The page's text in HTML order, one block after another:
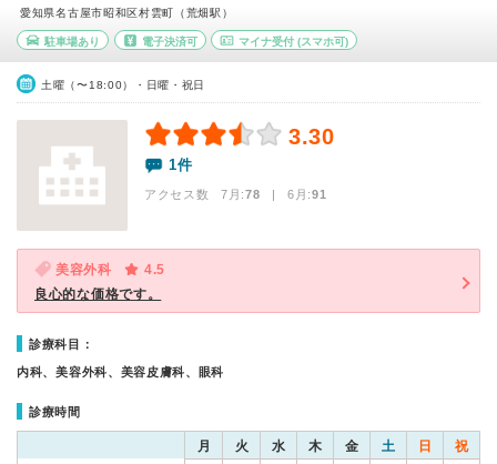
愛知県名古屋市昭和区村雲町（荒畑駅）
駐車場あり 電子決済可 マイナ受付 (スマホ可)
土曜（〜18:00）・日曜・祝日
3.30
1件
アクセス数 7月:78 | 6月:91
美容外科
4.5
良心的な価格です。
診療科目：
内科、美容外科、美容皮膚科、眼科
診療時間
月 火 水 木 金 土 日 祝